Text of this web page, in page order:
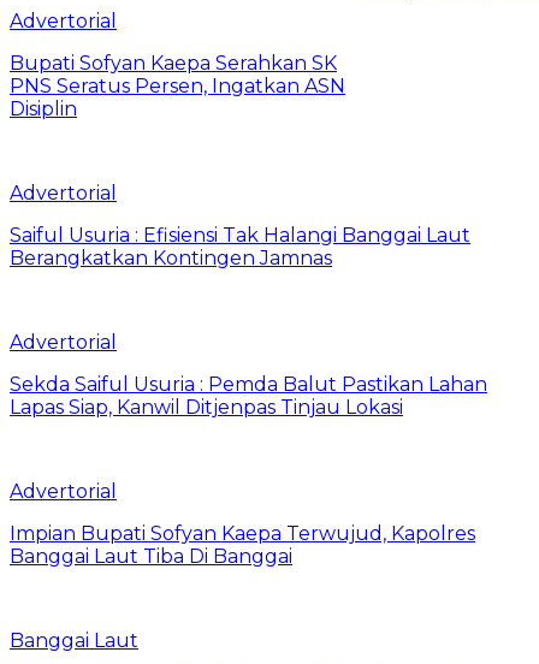
Advertorial
Bupati Sofyan Kaepa Serahkan SK
PNS Seratus Persen, Ingatkan ASN
Disiplin
Advertorial
Saiful Usuria : Efisiensi Tak Halangi Banggai Laut
Berangkatkan Kontingen Jamnas
Advertorial
Sekda Saiful Usuria : Pemda Balut Pastikan Lahan
Lapas Siap, Kanwil Ditjenpas Tinjau Lokasi
Advertorial
Impian Bupati Sofyan Kaepa Terwujud, Kapolres
Banggai Laut Tiba Di Banggai
Banggai Laut